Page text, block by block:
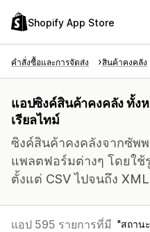
Shopify App Store
คำสั่งซื้อและการจัดส่ง สินค้าคงคลัง
แอปซิงค์สินค้าคงคลัง ทั้ง
เรียลไทม์
ซิงค์สินค้าคงคลังจากซัพ
แพลตฟอร์มต่างๆ โดยใ
ตั้งแต่ CSV ไปจนถึง XML
แอป 595 รายการที่มี สถาน